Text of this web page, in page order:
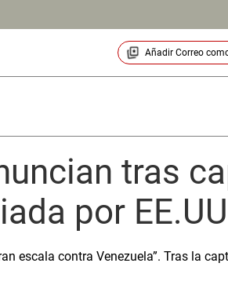
Añadir Correo
tras
por
escala contra Venezuela”. Tras la